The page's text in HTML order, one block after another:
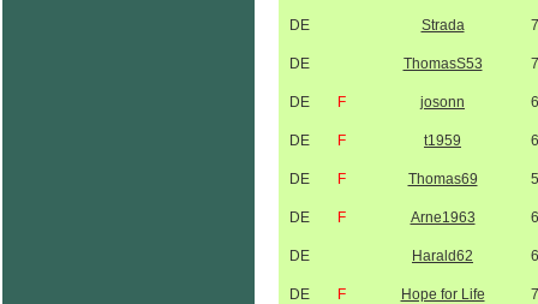
DE Strada
DE ThomasS53
DE F josonn
DE F t1959
DE F Thomas69
DE F Arne1963
DE Harald62
DE F Hope for Life